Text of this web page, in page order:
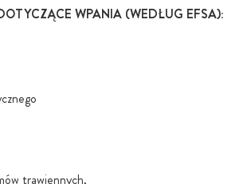
WPANIA (WEDŁUG EFSA):
trawiennych,